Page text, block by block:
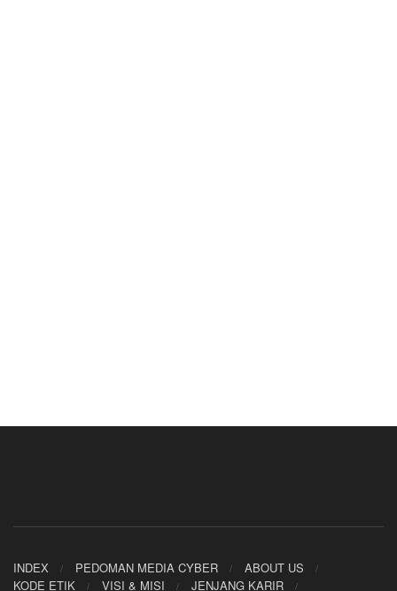
INDEX PEDOMAN MEDIA CYBER
ABOUT US
KODE ETIK
VISI & MISI JENJANG KARIR